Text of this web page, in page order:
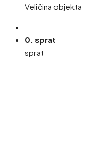
Veličina objekta
0. sprat
sprat